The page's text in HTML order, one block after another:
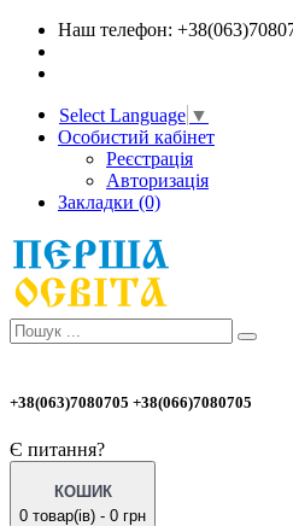
Наш телефон:
Select Language ▼
Особистий кабінет
Реєстрація
Авторизація
Закладки (0)
+38(063)7080705 +38(066)7080705
Є питання?
КОШИК
0 товар(ів) - 0 грн